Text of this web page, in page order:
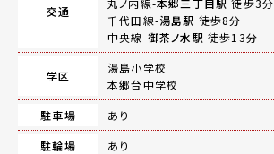
交通
千代田線-湯島駅 徒歩8分
中央線-御茶ノ水駅 徒歩13分
学区
湯島小学校
本郷台中学校
駐車場
あり
駐輪場
あり